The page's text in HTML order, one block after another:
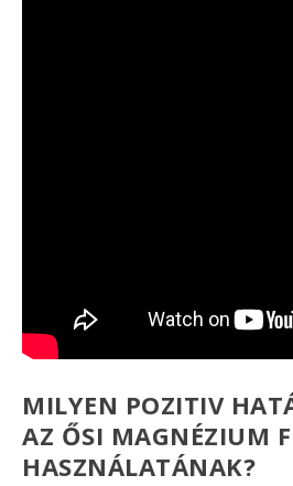
MILYEN POZITIV
AZ ŐSI MAGNÉZIUM
HASZNÁLATÁNAK?